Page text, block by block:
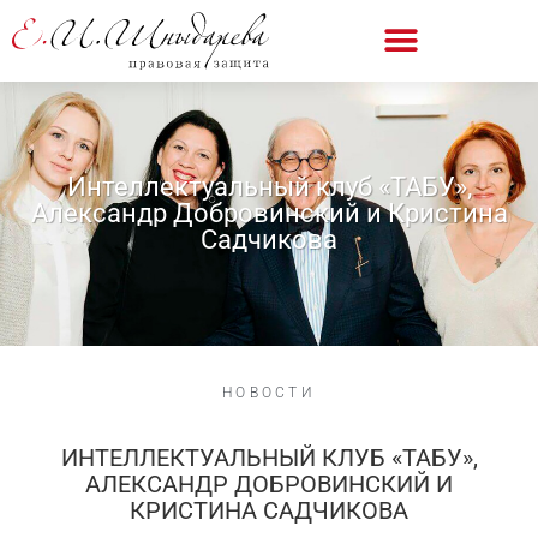
Интеллектуальный клуб «ТАБУ»,
Александр Добровинский и Кристина
Садчикова
НОВОСТИ
ИНТЕЛЛЕКТУАЛЬНЫЙ КЛУБ «ТАБУ»,
АЛЕКСАНДР ДОБРОВИНСКИЙ И
КРИСТИНА САДЧИКОВА